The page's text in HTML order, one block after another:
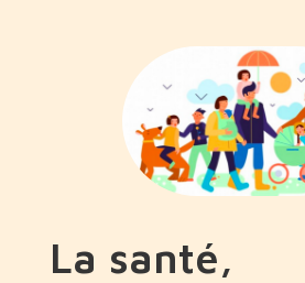
La santé,